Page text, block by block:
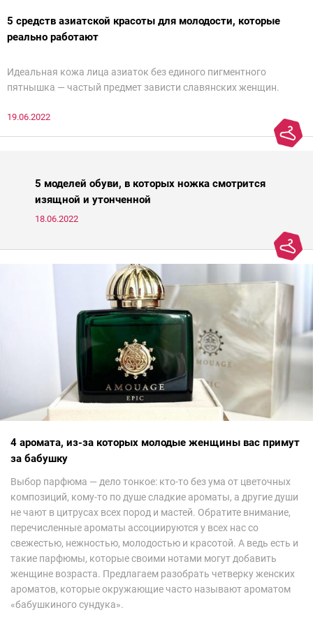
5 средств азиатской красоты для молодости, которые
реально работают
Идеальная кожа лица азиаток без единого пигментного
пятнышка — частый предмет зависти славянских женщин.
генетикой и в зрелом возрасте их легко можно спутать с
молодой девушкой. Но дело не только в ДНК — грамотный уход
японок и кореянок играет немалую роль в предотвращении
средств для молодости от Ксении Вебер, косметолога-эстетиста
и «эксперта идеальной кожи Intercharm 2020».
19.06.2022
5 моделей обуви, в которых ножка смотрится
изящной и утонченной
18.06.2022
4 аромата, из-за которых молодые женщины вас примут
за бабушку
Выбор парфюма — дело тонкое: кто-то без ума от цветочных
композиций, кому-то по душе сладкие ароматы, а другие души
не чают в цитрусах всех пород и мастей. Обратите внимание,
перечисленные ароматы ассоциируются у всех нас со
свежестью, нежностью, молодостью и красотой. А ведь есть и
такие парфюмы, которые своими нотами могут добавить
женщине возраста. Предлагаем разобрать четверку женских
ароматов, которые окружающие часто называют ароматом
«бабушкиного сундука».